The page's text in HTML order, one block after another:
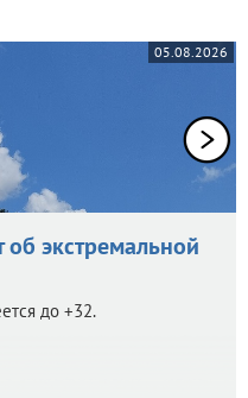
05.08.2026
экстремальной
до +32.